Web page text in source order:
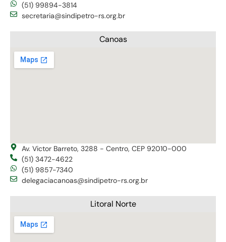
(51) 99894-3814
secretaria@sindipetro-rs.org.br
Canoas
Av. Victor Barreto, 3288 - Centro, CEP 92010-000
(51) 3472-4622
(51) 9857-7340
delegaciacanoas@sindipetro-rs.org.br
Litoral Norte